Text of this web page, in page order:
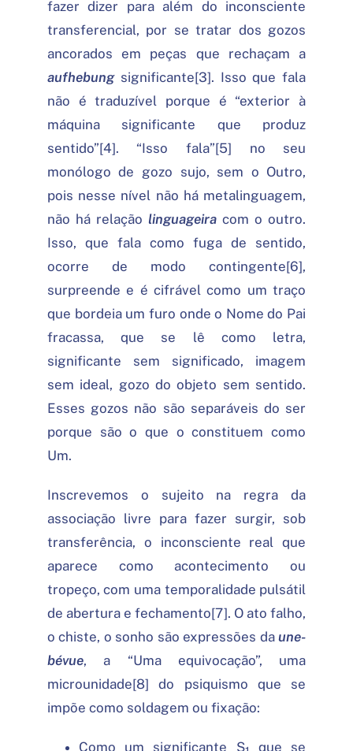
fazer dizer para além do inconsciente
transferencial, por se tratar dos gozos
ancorados em peças que rechaçam a
aufhebungsignificante[3]. Isso que fala
não é traduzível porque é “exterior à
máquina significante que produz
sentido”[4]. “Isso fala”[5] no seu
monólogo de gozo sujo, sem o Outro,
pois nesse nível não há metalinguagem,
não há relação linguageira com o outro.
Isso, que fala como fuga de sentido,
ocorre de modo contingente[6],
surpreende e é cifrável como um traço
que bordeia um furo onde o Nome do Pai
fracassa, que se lê como letra,
significante sem significado, imagem
sem ideal, gozo do objeto sem sentido.
Esses gozos não são separáveis do ser
porque são o que o constituem como
Um.
Inscrevemos o sujeito na regra da
associação livre para fazer surgir, sob
transferência, o inconsciente real que
aparece como acontecimento ou
tropeço, com uma temporalidade pulsátil
de abertura e fechamento[7]. O ato falho,
o chiste, o sonho são expressões daune-
bévue, a “Uma equivocação”, uma
microunidade[8] do psiquismo que se
impõe como soldagem ou fixação:
Como um significante S
que se